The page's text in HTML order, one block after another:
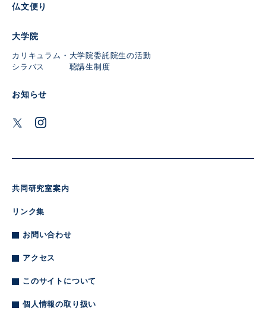
仏文便り
大学院
カリキュラム・
シラバス
大学院委託
聴講生制度
院生の活動
お知らせ
共同研究室案内
リンク集
お問い合わせ
アクセス
このサイトについて
個人情報の取り扱い